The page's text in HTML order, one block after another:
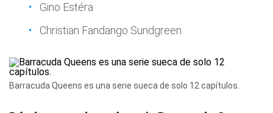
Gino Estéra
Christian Fandango Sundgreen
Barracuda Queens es una serie sueca de solo 12 capítulos.